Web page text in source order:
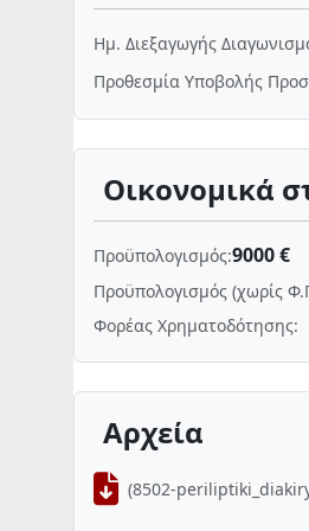
Ημ. Διεξαγωγής
Προθεσμία Υποβολής
Οικονομικά
Προϋπολογισμός:9000 €
Προϋπολογισμός (χωρίς
Φορέας Χρηματοδότησης:
Αρχεία
(8502-